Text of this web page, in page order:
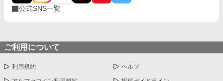
公式SNS一覧
ご利用について
利用規約 ヘルプ